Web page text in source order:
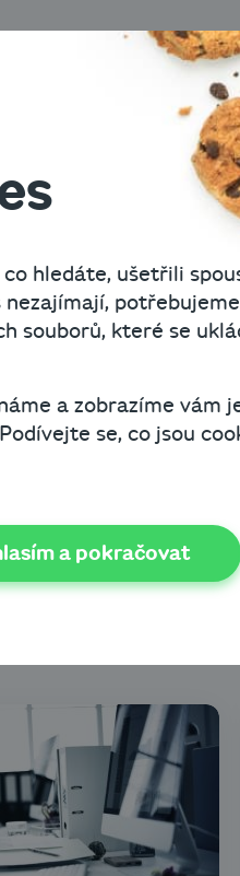
O
co vás
hledáte, ušetřili
souborů, které se
a zobrazíme vám
se, co jsou
a pokračovat